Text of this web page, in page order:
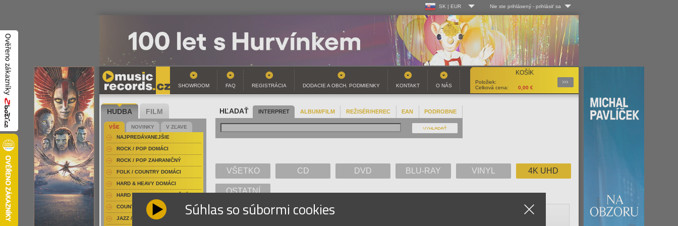
SK | EUR
CZ | Kč
SK | EUR
Nie ste prihlásený - prihlásiť sa
Log-in
Užív. meno:
Heslo:
Registrácia
KOŠÍK
Položiek:
Celková cena:
0,00 €
Podrobnosti
SHOWROOM
FAQ REGISTRÁCIA DODACIE A OBCH. PODMIENKY KONTAKT O NÁS
HĽADAŤ INTERPRET ALBUM/FILM REŽISÉR/HEREC EAN PODROBNE
VŠETKO CD DVD BLU-RAY VINYL 4K UHD
OSTATNÍ
HUDBA FILM
VŠE NOVINKY
V ZĽAVE
NAJPREDÁVANEJŠIE
ROCK / POP DOMÁCI
ROCK / POP ZAHRANIČNÝ
FOLK / COUNTRY DOMÁCI
HARD & HEAVY DOMÁCI
HARD & HEAVY ZAHRANIČNÝ
COUNTRY
JAZZ / BLUES Súhlas so súbormi cookies Close